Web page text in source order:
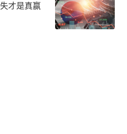
才是真赢